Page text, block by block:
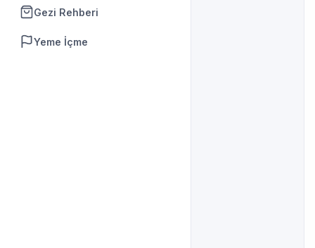
Gezi Rehberi
Yeme İçme